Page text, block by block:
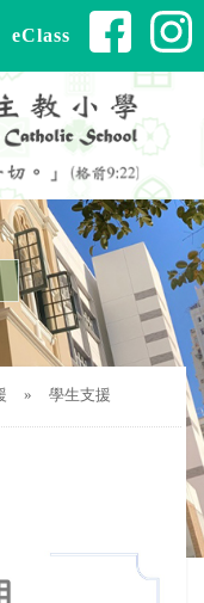
eClass
» 學生支援